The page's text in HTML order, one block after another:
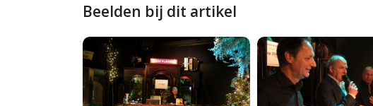
Beelden bij dit artikel